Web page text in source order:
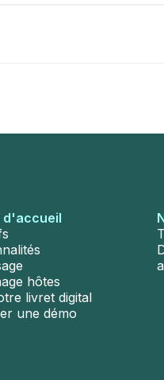
d'accueil
hôtes
livret digital
une démo